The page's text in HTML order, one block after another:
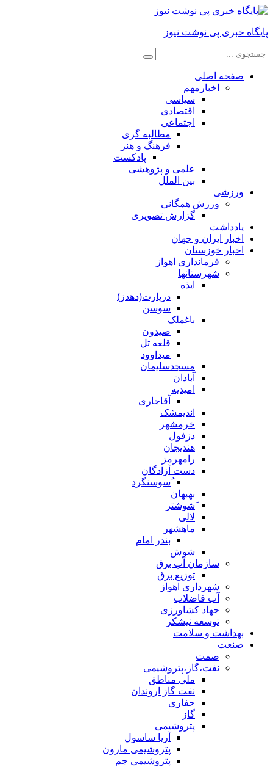
پایگاه خبری پی نوشت نیوز
صفحه اصلی
اخبارمهم
سیاسی
اقتصادی
اجتماعی
مطالبه گری
فرهنگ و هنر
پادکست
علمی و پژوهشی
بین الملل
ورزشی
ورزش همگانی
گزارش تصویری
یادداشت
اخبار ایران و جهان
اخبار خوزستان
فرمانداری اهواز
شهرستانها
ایذه
دزپارت(دهدز)
سوسن
باغملک
صیدون
قلعه تل
میداوود
مسجدسلیمان
آبادان
امیدیه
آقاجاری
اندیمشک
خرمشهر
دزفول
هندیجان
رامهرمز
دست آزادگان
ُسوسنگرد
بهبهان
َشوشتر
لالی
ماهشهر
بندر امام
شوش
سازمان آب برق
توزیع برق
شهرداری اهواز
آب فاضلاب
جهاد کشاورزی
توسعه نیشکر
بهداشت و سلامت
صنعت
صمت
نفت،گاز،پتروشیمی
ملی مناطق
نفت گاز اروندان
حفاری
گاز
پتروشیمی
آریا ساسول
پتروشیمی مارون
پتروشیمی جم